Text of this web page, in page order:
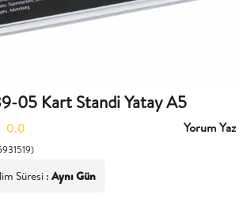
05 Kart Standi Yatay A5
0.0 Yorum Yaz
Süresi : Aynı Gün